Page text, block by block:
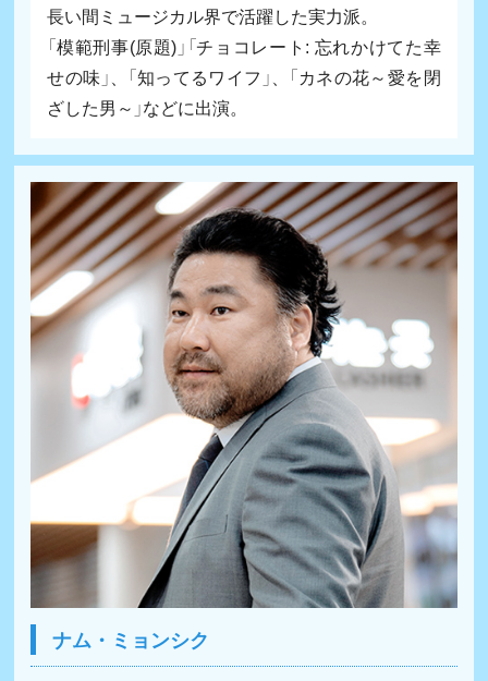
長い間ミュージカル界で活躍した実力派。
「模範刑事(原題)」「チョコレート: 忘れかけてた幸
せの味」、「知ってるワイフ」、「カネの花～愛を閉
ざした男～」などに出演。
ナム・ミョンシク